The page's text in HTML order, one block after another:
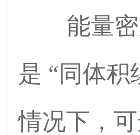
能量密
是 “同体
情况下，